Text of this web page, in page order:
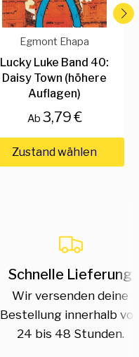
Egmont Ehapa
Lucky Luke Band 40:
Daisy Town (höhere
Auflagen)
Ab 3,79 €
Zustand wählen
Schnelle Lieferung
Wir versenden deine
Bestellung innerhalb
24 bis 48 Stunden.